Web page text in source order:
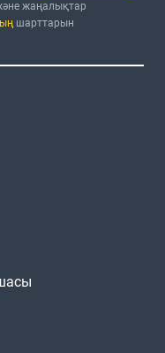
жаңалықтар
шарттарын